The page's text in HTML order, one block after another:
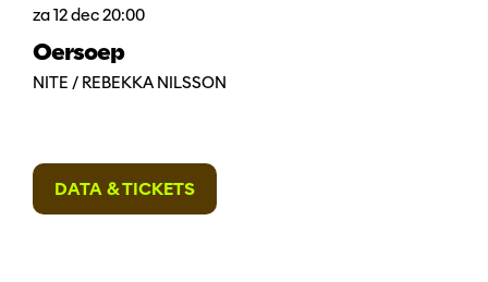
Oersoep
NITE / REBEKKA NILSSON
za 12 dec20:00
DATA & TICKETS